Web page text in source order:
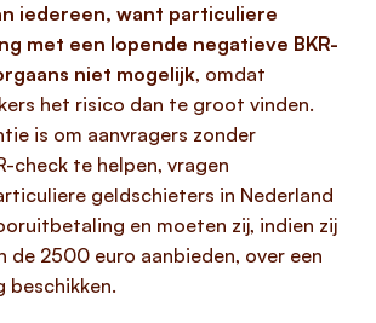
iedereen, want particuliere
met een lopende negatieve BKR-
niet mogelijk, omdat
het risico dan te groot vinden.
is om aanvragers zonder
check te helpen, vragen
geldschieters in Nederland
en moeten zij, indien zij
de 2500 euro aanbieden, over een
beschikken.